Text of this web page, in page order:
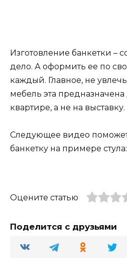
Изготовление банкетки –
дело. А оформить ее по
каждый. Главное, не
мебель эта
квартире, а не на выставку.
Следующее видео
банкетку на примере стула:
Оцените статью
Поделится с друзьями